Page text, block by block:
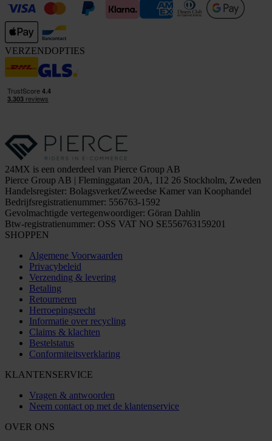
VERZENDOPTIES
24MX is een onderdeel van Pierce Group AB
Pierce Group AB | Fleminggatan 20A, 112 26 Stockholm, Zweden
Handelsregister: Bolagsverket/Zweedse Kamer van Koophandel
Bedrijfsregistratienummer: 556763-1592
Gevolmachtigde vertegenwoordiger: Göran Dahlin
Btw-registratienummer: OSS VAT NO SE556763159201
SHOPPEN
Algemene Voorwaarden
Privacybeleid
Verzending & levering
Betaling
Retourneren
Herroepingsrecht
Informatie over recycling
Claims & klachten
Bestelstatus
Conformiteitsverklaring
KLANTENSERVICE
Vragen & antwoorden
Neem contact op met de klantenservice
OVER ONS